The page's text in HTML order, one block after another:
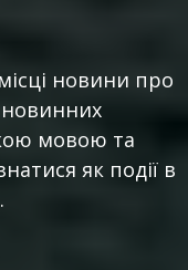
новини про
новинних
мовою та
як події в